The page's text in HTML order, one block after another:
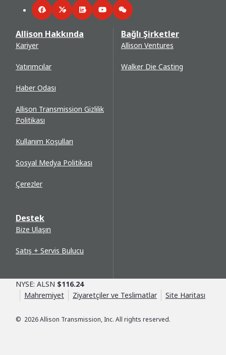
FacebookTwitterLinkedInYouTubeWeChat
Allison Hakkında
Kariyer
Yatırımcılar
Haber Odası
Allison Transmission Gizlilik
Politikası
Kullanım Koşulları
Sosyal Medya Politikası
Çerezler
Destek
Bize Ulaşın
Satış + Servis Bulucu
Bağlı Şirketler
Allison Ventures
Walker Die Casting
© 2026Allison Transmission, Inc. All rights reserved.
NYSE: ALSN $116.24
Mahremiyet
Ziyaretçiler ve Teslimatlar Site Haritası